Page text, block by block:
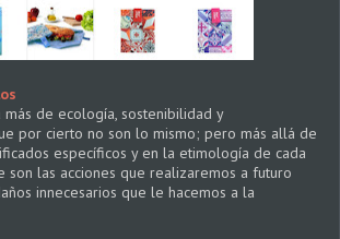
más de ecología, sostenibilidad y
por cierto no son lo mismo; pero más allá de
específicos y en la etimología de cada
son las acciones que realizaremos a futuro
innecesarios que le hacemos a la